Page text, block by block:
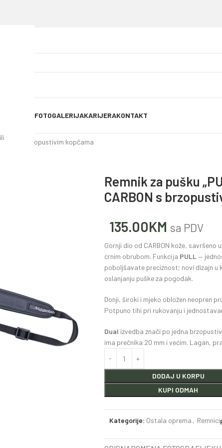
OBJAVE FOTOGALERIJAKARIJERAKONTAKT
s brzopustivim kopčama
Remnik za pušku
CARBON s
135.00KM sa PDV
Gornji dio od CARBON kože,
crnim obrubom. Funkcija PULL—
poboljšavate preciznost; novi dizajn
oslanjanju puške za pogodak.
Donji, široki i mjeko obložen neopren
Potpuno tihi pri rukovanju i
Dual izvedba znači po jedna
ima prečnika 20 mm i većim. Lagan,
DODAJ U KORPU
KUPI ODMAH
Kategorije: Ostala oprema , Remnici